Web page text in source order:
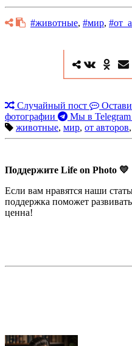
#животные, #мир,
Случайный пост
фотографии
Мы в Telegram
животные, мир, от авторов,
Поддержите Life on Photo 💛
Если вам нравятся наши
поддержка поможет
ценна!